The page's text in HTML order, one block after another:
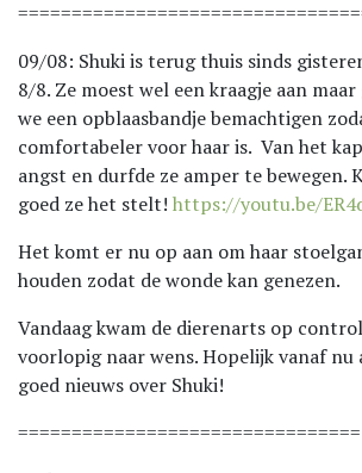
09/08: Shuki is terug thuis sinds
8/8. Ze moest wel een kraagje aan
we een opblaasbandje bemachtigen
comfortabeler voor haar is. Van het
angst en durfde ze amper te bewegen.
goed ze het stelt! https://youtu.be/
Het komt er nu op aan om haar
houden zodat de wonde kan genezen.
Vandaag kwam de dierenarts op
voorlopig naar wens. Hopelijk vanaf nu
goed nieuws over Shuki!
================================